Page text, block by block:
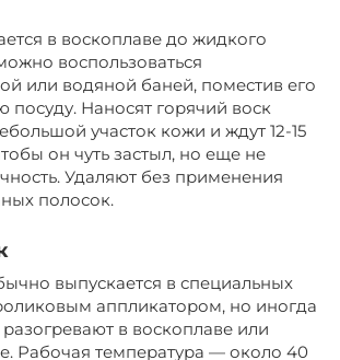
в воскоплаве до жидкого
воспользоваться
или водяной баней, поместив его
посуду. Наносят горячий воск
участок кожи и ждут 12-15
он чуть застыл, но еще не
Удаляют без применения
полосок.
выпускается в специальных
аппликатором, но иногда
в воскоплаве или
Рабочая температура — около 40